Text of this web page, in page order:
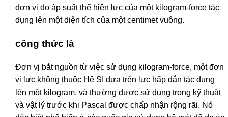
đơn vị đo áp suất thể hiện lực của một kilogram-force tác
dụng lên một diện tích của một centimet vuông.
công thức là
Đơn vị bắt nguồn từ việc sử dụng kilogram-force, một đơn
vị lực không thuộc Hệ SI dựa trên lực hấp dẫn tác dụng
lên một kilogram, và thường được sử dụng trong kỹ thuật
và vật lý trước khi Pascal được chấp nhận rộng rãi. Nó